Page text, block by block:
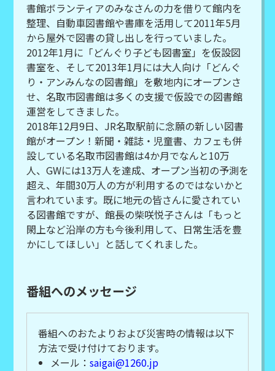
書館ボランティアのみなさんの力を借りて館内を
整理、自動車図書館や書庫を活用して2011年5月
から屋外で図書の貸し出しを行っていました。
2012年1月に「どんぐり子ども図書室」を仮設図
書室を、そして2013年1月には大人向け「どんぐ
り・アンみんなの図書館」を敷地内にオープンさ
せ、名取市図書館は多くの支援で仮設での図書館
運営をしてきました。
2018年12月9日、JR名取駅前に念願の新しい図書
館がオープン！新聞・雑誌・児童書、カフェも併
設している名取市図書館は4か月でなんと10万
人、GWには13万人を達成、オープン当初の予測を
超え、年間30万人の方が利用するのではないかと
言われています。既に地元の皆さんに愛されてい
る図書館ですが、館長の柴咲悦子さんは「もっと
閖上など沿岸の方も今後利用して、日常生活を豊
かにしてほしい」と話してくれました。
番組へのメッセージ
番組へのおたよりおよび災害時の情報は以下
方法で受け付けております。
メール： saigai@1260.jp